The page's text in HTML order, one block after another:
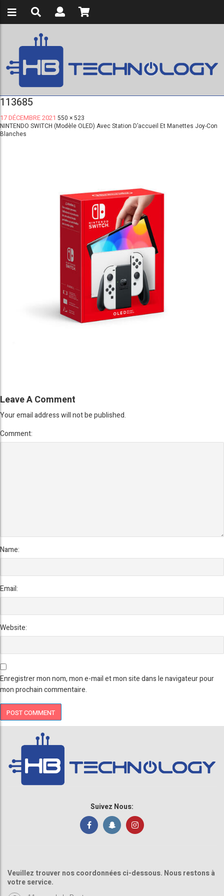
113685
17 DÉCEMBRE 2021 550 × 523
NINTENDO SWITCH (modèle OLED) Avec Station D’accueil Et Manettes Joy-Con
Blanches
Leave A Comment
Your email address will not be published.
Comment:
Name:
Email:
Website:
Enregistrer mon nom, mon e-mail et mon site dans le navigateur pour
mon prochain commentaire.
Suivez Nous:
Veuillez trouver nos coordonnées ci-dessous. Nous restons à
votre service.